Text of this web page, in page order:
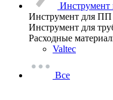
Инструмент
Инструмент для ПП
Инструмент для
Расходные
Valtec
Все